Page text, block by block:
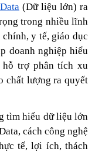
(Dữ liệu lớn) ra
trong nhiều lĩnh
y tế, giáo dục
doanh nghiệp hiểu
hỗ trợ phân tích xu
chất lượng ra quyết
tìm hiểu dữ liệu lớn
cách công nghệ
tế, lợi ích, thách